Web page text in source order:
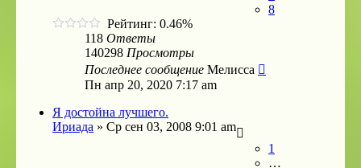
8
Рейтинг: 0.46%
118 Ответы
140298 Просмотры
Последнее сообщение Мелисса
Пн апр 20, 2020 7:17 am
Я достойна лучшего.
Ириада » Ср сен 03, 2008 9:01 am
1
…